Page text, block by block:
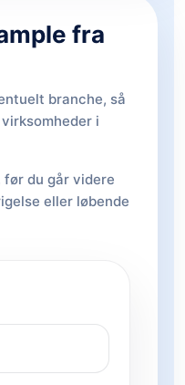
fra
branche, så
i
du går videre
eller løbende